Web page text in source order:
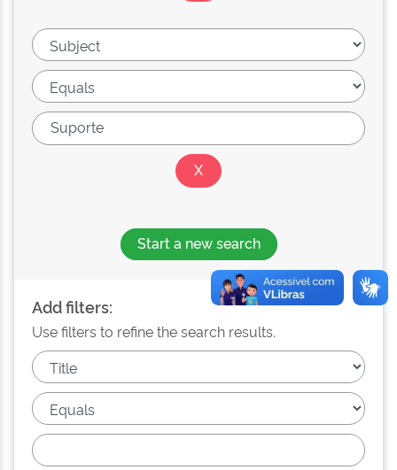
Start a new search
Add filters:
Use filters to refine the search results.